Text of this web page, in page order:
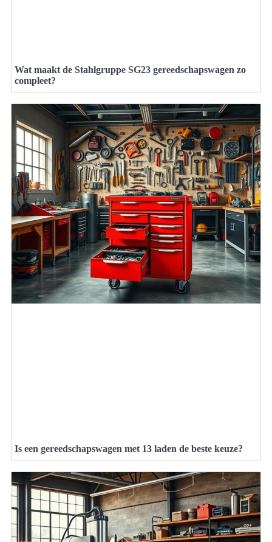
Wat maakt de Stahlgruppe SG23 gereedschapswagen zo
compleet?
Is een gereedschapswagen met 13 laden de beste keuze?